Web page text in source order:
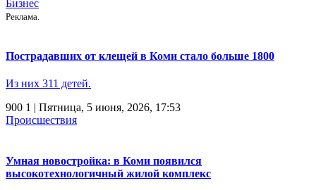
Бизнес
Реклама.
Пострадавших от клещей в Коми стало больше 1800
Из них 311 детей.
900 1 | Пятница, 5 июня, 2026, 17:53
Происшествия
Умная новостройка: в Коми появился
высокотехнологичный жилой комплекс